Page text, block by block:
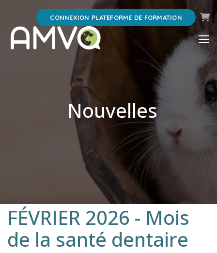
CONNEXION PLATEFORME DE FORMATION
Nouvelles
FÉVRIER 2026 - Mois
de la santé dentaire